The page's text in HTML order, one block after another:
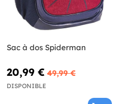
Sac à dos Spiderman
20,99 € 49,99 €
DISPONIBLE